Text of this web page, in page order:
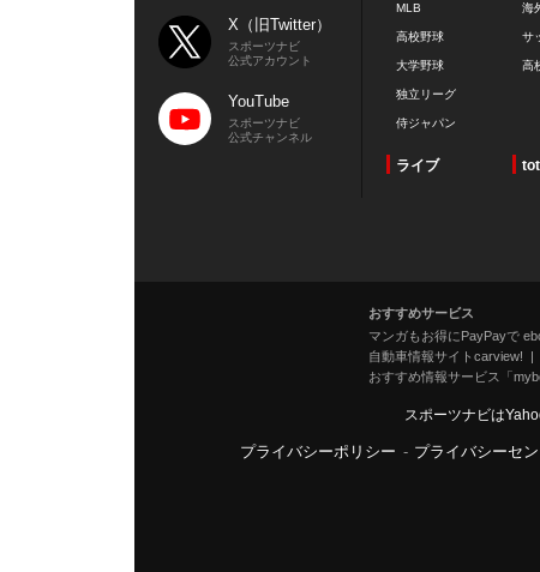
X（旧Twitter）
スポーツナビ
公式アカウント
YouTube
スポーツナビ
公式チャンネル
MLB
高校野球
大学野球
独立リーグ
侍ジャパン
海
サ
高
ライブ
おすすめサービス
マンガもお得にPayPayで
自動車情報サイトcarview!
おすすめ情報サービス「
スポーツナビは
プライバシーポリシー - プライバシーセ